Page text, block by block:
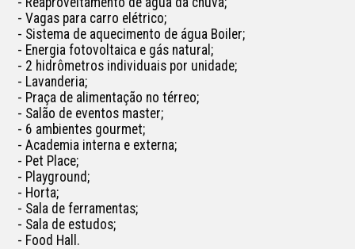
- Vagas para carro elétrico;
- Sistema de aquecimento de água Boiler;
- Energia fotovoltaica e gás natural;
- 2 hidrômetros individuais por unidade;
- Lavanderia;
- Praça de alimentação no térreo;
- Salão de eventos master;
- 6 ambientes gourmet;
- Academia interna e externa;
- Pet Place;
- Playground;
- Horta;
- Sala de ferramentas;
- Sala de estudos;
- Food Hall.